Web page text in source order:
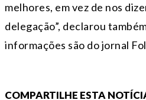
melhores, em vez de nos
delegação”, declarou
informações são do jornal
COMPARTILHE ESTA